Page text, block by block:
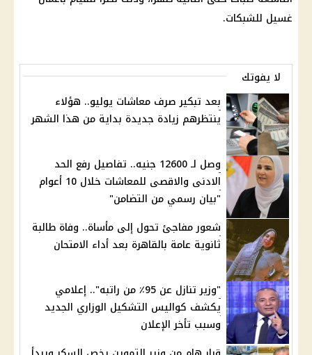
غسيل للشبكات.
لا يفوتك
بعد تبكير صرف معاشات يوليو.. هؤلاء
ينتظرهم زيادة جديدة بداية من هذا الشهر
وصل لـ 12600 جنيه.. تفاصيل رفع الحد
الادنى والاقصى للمعاشات خلال 10 أعوام
"بيان رسمي من التضامن"
شعور مفاجئ تحول إلى مأساة.. وفاة طالبة
ثانوية عامة بالقاهرة بعد أداء الامتحان
"وزير تنازل عن 95٪ من راتبه".. إعلامي
يكشف كواليس التشكيل الوزاري الجديد
وسبب تأخر الإعلان